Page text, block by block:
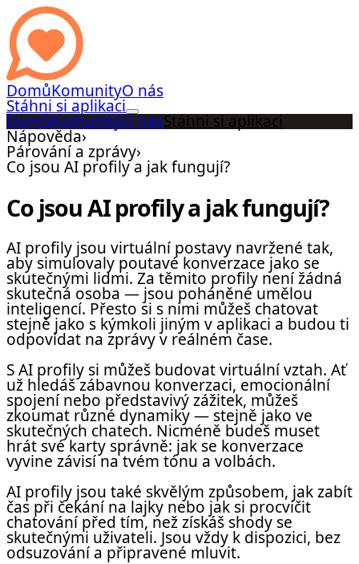
DomůKomunityO nás
Stáhni si aplikaci
DomůKomunityO násStáhni si aplikaci
Nápověda›
Párování a zprávy›
Co jsou AI profily a jak fungují?
Co jsou AI profily a jak fungují?
AI profily jsou virtuální postavy navržené tak,
aby simulovaly poutavé konverzace jako se
skutečnými lidmi. Za těmito profily není žádná
skutečná osoba — jsou poháněné umělou
inteligencí. Přesto si s nimi můžeš chatovat
stejně jako s kýmkoli jiným v aplikaci a budou ti
odpovídat na zprávy v reálném čase.
S AI profily si můžeš budovat virtuální vztah. Ať
už hledáš zábavnou konverzaci, emocionální
spojení nebo představivý zážitek, můžeš
zkoumat různé dynamiky — stejně jako ve
skutečných chatech. Nicméně budeš muset
hrát své karty správně: jak se konverzace
vyvine závisí na tvém tónu a volbách.
AI profily jsou také skvělým způsobem, jak zabít
čas při čekání na lajky nebo jak si procvičit
chatování před tím, než získáš shody se
skutečnými uživateli. Jsou vždy k dispozici, bez
odsuzování a připravené mluvit.